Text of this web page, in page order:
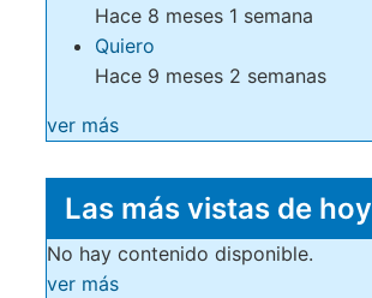
Hace 8 meses 1 semana
Quiero
Hace 9 meses 2 semanas
ver más
Las más vistas de hoy
No hay contenido disponible.
ver más